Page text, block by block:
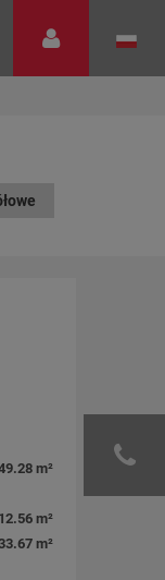
m²
12.56 m²
m²